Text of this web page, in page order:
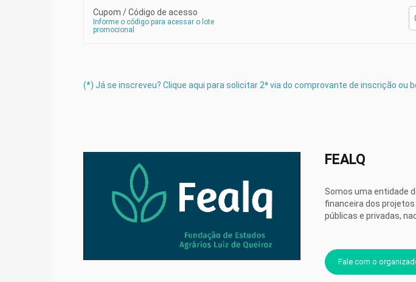
Módulo 9 - Cerca elétrica
Cupom / Código de acesso
Informe o código para acessar o lote
promocional
(*) Já se inscreveu? Clique aqui para solicitar 2ª via do comprovante de inscrição ou
FEALQ
Somos uma entidade
financeira dos
públicas e privadas,
Fale com o